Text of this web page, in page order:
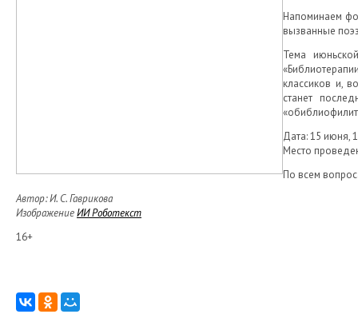
Напоминаем
вызванные
Тема
классиков и,
станет
Дата: 15 июня,
Место
По всем
Автор: И. С. Гаврикова
ИзображениеИИ Роботекст
16+